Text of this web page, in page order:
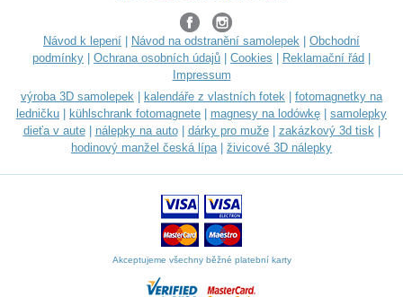
Návod k lepení Návod na odstranění samolepek
Obchodní
podmínky
Ochrana osobních údajů Cookies Reklamační řád
Impressum
výroba 3D samolepek
kalendáře z vlastních fotek
fotomagnetky na
ledničku
kühlschrank fotomagnete magnesy na lodówkę
samolepky
dieťa v aute| nálepky na auto| dárky pro muže| zakázkový 3d tisk|
hodinový manžel česká lípa| živicové 3D nálepky
Akceptujeme všechny běžné platební karty